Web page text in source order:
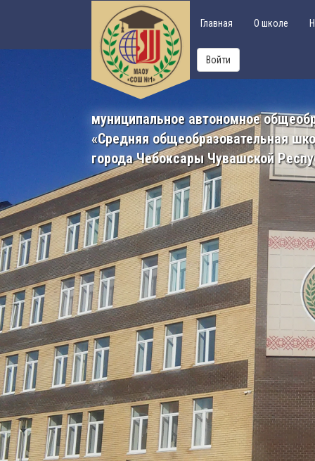
Главная О школе
Войти
муниципальное автономное
«Средняя общеобразовательная
города Чебоксары Чувашской